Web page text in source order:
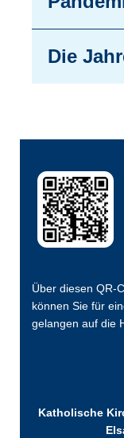
Die
Über diesen QR-
können Sie für
gelangen auf die
Katholische